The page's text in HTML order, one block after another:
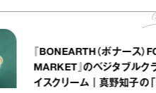
『BONEARTH（
MARKET』のベ
イスクリーム｜